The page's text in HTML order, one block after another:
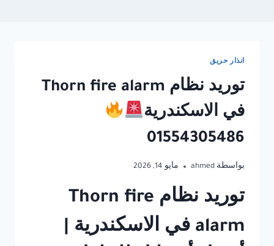
انذار حريق
توريد نظام Thorn fire alarm
في الاسكندرية
01554305486
بواسطة ahmed مايو 14, 2026
توريد نظام Thorn fire
alarm في الاسكندرية |